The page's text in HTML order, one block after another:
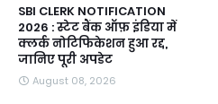
SBI CLERK NOTIFICATION
2026 : स्टेट बैंक ऑफ़ इंडिया में
क्लर्क नोटिफिकेशन हुआ रद्द,
जानिए पूरी अपडेट
August 08, 2026